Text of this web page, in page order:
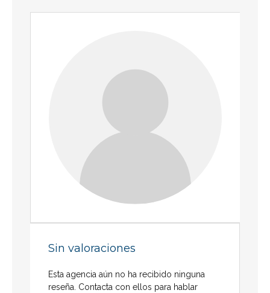
Sin valoraciones
Esta agencia aún no ha recibido ninguna
reseña. Contacta con ellos para hablar